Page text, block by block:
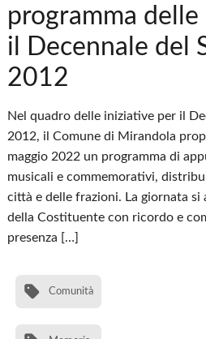
programma
il Decennale del
2012
Nel quadro delle iniziative per il
2012, il Comune di Mirandola
maggio 2022 un programma di
musicali e commemorativi,
città e delle frazioni. La giornata si
della Costituente con ricordo e
presenza […]
Comunità